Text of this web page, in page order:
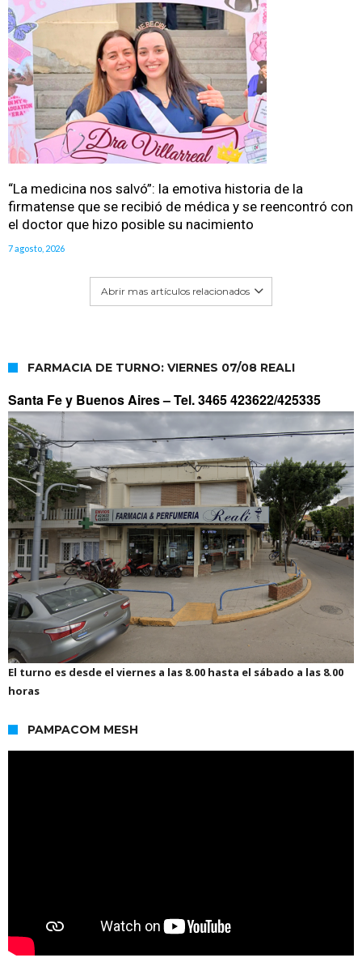
“La medicina nos salvó”: la emotiva historia de la
firmatense que se recibió de médica y se reencontró con
el doctor que hizo posible su nacimiento
7 agosto, 2026
Abrir mas artículos relacionados
FARMACIA DE TURNO: VIERNES 07/08 REALI
Santa Fe y Buenos Aires –Tel. 3465 423622/425335
El turno es desde el viernes a las 8.00 hasta el sábado a las 8.00
horas
PAMPACOM MESH